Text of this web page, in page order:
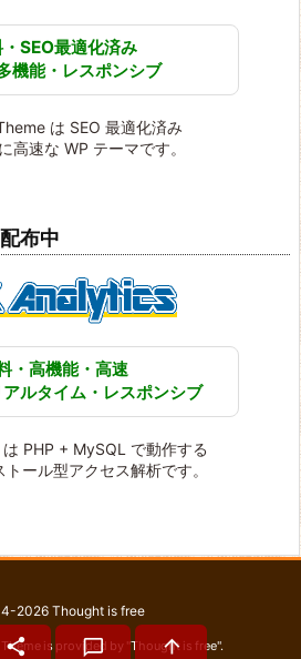
SEO最適化済み
機能・レスポンシブ
は SEO 最適化済み
高速な WP テーマです。
布中
・高機能・高速
ルタイム・レスポンシブ
PHP + MySQL で動作する
ール型アクセス解析です。
-2026 Thought is free
is provided by "Thought is free".
  